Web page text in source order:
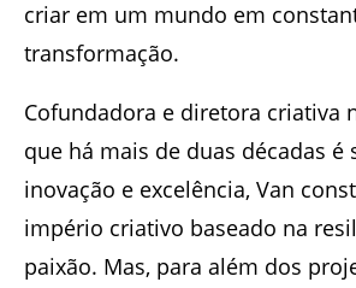
criar em um mundo em
transformação.
Cofundadora e diretora criativa
que há mais de duas décadas é
inovação e excelência, Van
império criativo baseado na
paixão. Mas, para além dos